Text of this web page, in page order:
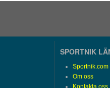
SPORTNIK
Sportnik.com
Om oss
Kontakta oss